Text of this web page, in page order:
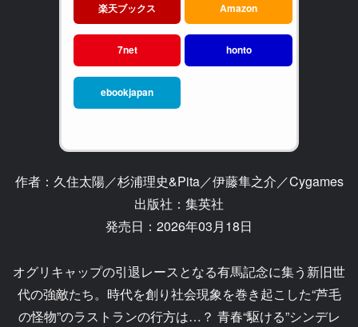
楽天ブックス Amazon
7net honto
ebookjapan
作者：久住太陽／杉浦理史&Pita／伊藤隼之介／Cygames
出版社：集英社
発売日：2026年03月18日
オグリキャップの引退レースとなる有馬記念に集う新旧世
代の強敵たち。時代を創り社会現象を巻き起こした“芦毛
の怪物”のラストランの行方は…？ 青春“駆ける”シンデレ